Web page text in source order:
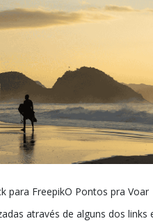
para FreepikO Pontos pra Voar
através de alguns dos links